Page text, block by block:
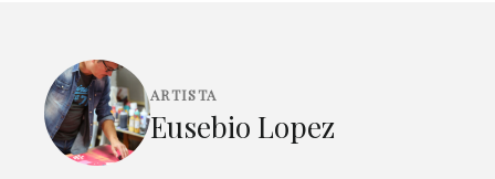
ARTISTA
Eusebio Lopez